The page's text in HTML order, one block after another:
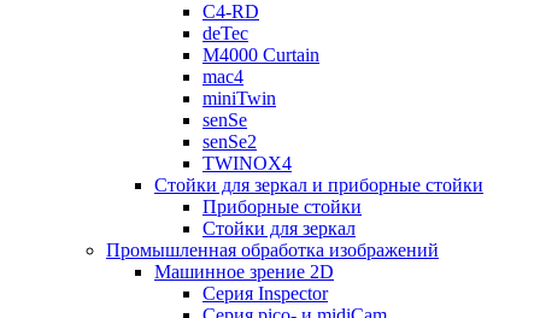
C4-RD
deTec
M4000 Curtain
mac4
miniTwin
senSe
senSe2
TWINOX4
Стойки для зеркал и приборные стойки
Приборные стойки
Стойки для зеркал
Промышленная обработка изображений
Машинное зрение 2D
Серия Inspector